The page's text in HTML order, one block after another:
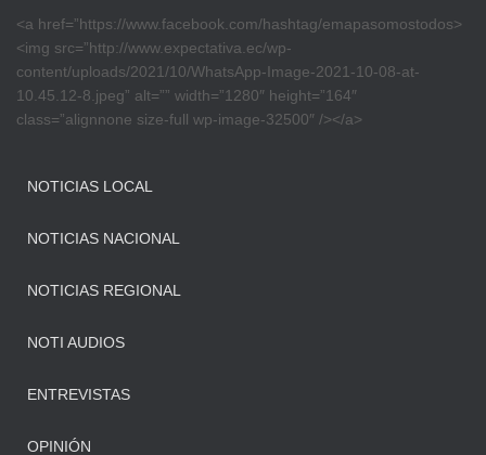
<a href=”https://www.facebook.com/hashtag/emapasomostodos>
<img src=”http://www.expectativa.ec/wp-
content/uploads/2021/10/WhatsApp-Image-2021-10-08-at-
10.45.12-8.jpeg” alt=”” width=”1280″ height=”164″
class=”alignnone size-full wp-image-32500″ /></a>
NOTICIAS LOCAL
NOTICIAS NACIONAL
NOTICIAS REGIONAL
NOTI AUDIOS
ENTREVISTAS
OPINIÓN